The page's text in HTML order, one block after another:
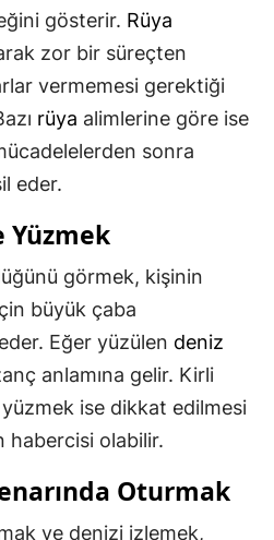
gösterir. Rüya
zor bir süreçten
vermemesi gerektiği
rüya alimlerine göre ise
sonra
eder.
Yüzmek
görmek, kişinin
büyük çaba
Eğer yüzülen deniz
anlamına gelir. Kirli
ise dikkat edilmesi
habercisi olabilir.
Oturmak
ve denizi izlemek,